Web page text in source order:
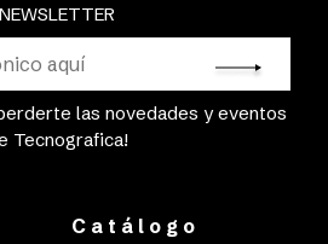
NEWSLETTER
las novedades y eventos
Tecnografica!
Catálogo